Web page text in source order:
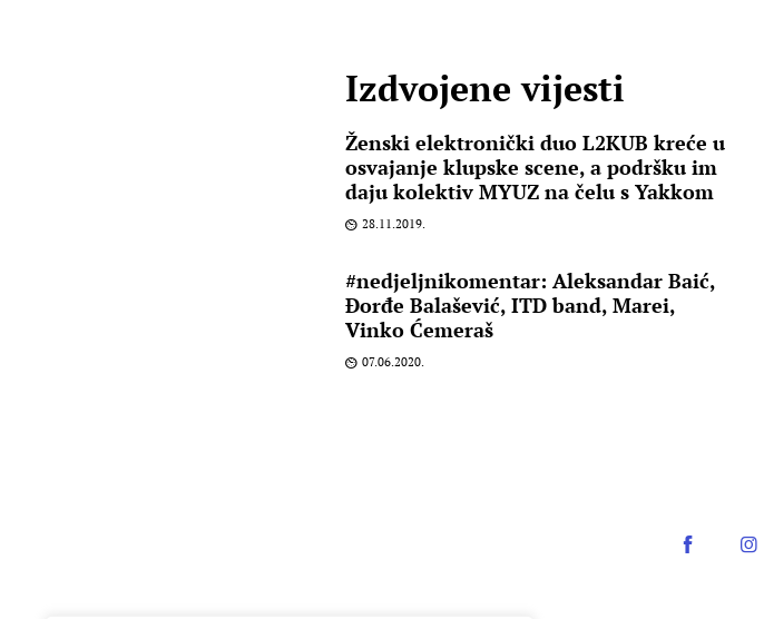
Izdvojene vijesti
Ženski elektronički duo L2KUB kreće u
osvajanje klupske scene, a podršku im
daju kolektiv MYUZ na čelu s Yakkom
28.11.2019.
#nedjeljnikomentar: Aleksandar Baić,
Đorđe Balašević, ITD band, Marei,
Vinko Ćemeraš
07.06.2020.